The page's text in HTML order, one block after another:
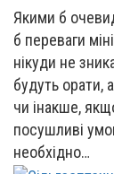
Якими б
б переваги
нікуди не
будуть орати,
чи інакше,
посушливі
необхідно…